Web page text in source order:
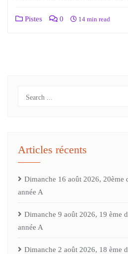
Pistes 0 14 min read
Articles récents
Dimanche 16 août 2026, 20ème
année A
Dimanche 9 août 2026, 19 ème
année A
Dimanche 2 août 2026, 18 ème